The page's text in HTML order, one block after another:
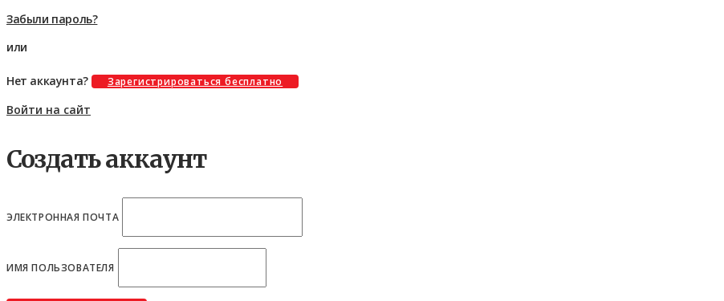
Забыли пароль?
или
Нет аккаунта? Зарегистрироваться бесплатно
Войти на сайт
Создать аккаунт
ЭЛЕКТРОННАЯ ПОЧТА
ИМЯ ПОЛЬЗОВАТЕЛЯ